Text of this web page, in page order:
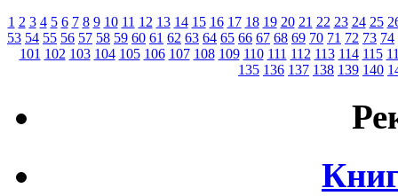
1 2 3 4 5 6 7 8 9 10 11 12 13 14 15 16 17 18 19 20 21 22 23 24 25
53 54 55 56 57 58 59 60 61 62 63 64 65 66 67 68 69 70 71 72 73 74
101 102 103 104 105 106 107 108 109 110 111 112 113 114 115
135 136 137 138 139 140